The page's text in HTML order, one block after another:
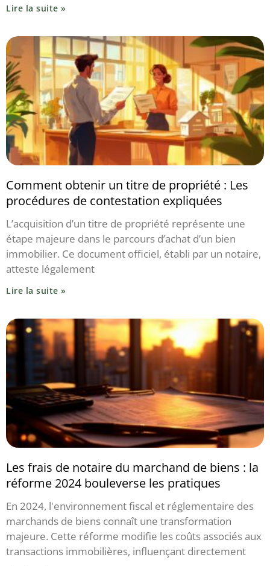
Lire la suite »
Comment obtenir un titre de propriété : Les
procédures de contestation expliquées
L’acquisition d’un titre de propriété représente une
étape majeure dans le parcours d’achat d’un bien
immobilier. Ce document officiel, établi par un notaire,
atteste légalement
Lire la suite »
Les frais de notaire du marchand de biens : la
réforme 2024 bouleverse les pratiques
En 2024, l'environnement fiscal et réglementaire des
marchands de biens connaît une transformation
majeure. Cette réforme modifie les coûts associés aux
transactions immobilières, influençant directement